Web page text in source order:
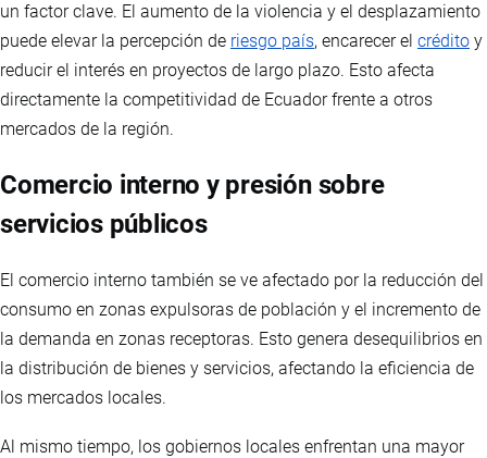
un factor clave. El aumento de la violencia y el desplazamiento
puede elevar la percepción de riesgo país, encarecer el crédito y
reducir el interés en proyectos de largo plazo. Esto afecta
directamente la competitividad de Ecuador frente a otros
mercados de la región.
Comercio interno y presión sobre
servicios públicos
El comercio interno también se ve afectado por la reducción del
consumo en zonas expulsoras de población y el incremento de
la demanda en zonas receptoras. Esto genera desequilibrios en
la distribución de bienes y servicios, afectando la eficiencia de
los mercados locales.
Al mismo tiempo, los gobiernos locales enfrentan una mayor